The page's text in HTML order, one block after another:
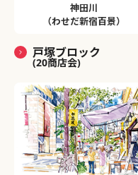
神田川
（わせだ新宿百景）
戸塚ブロック
(20商店会)